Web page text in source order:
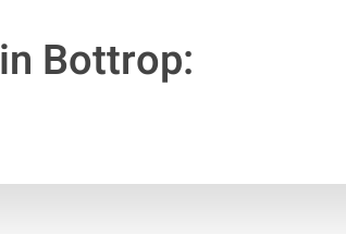
in Bottrop: